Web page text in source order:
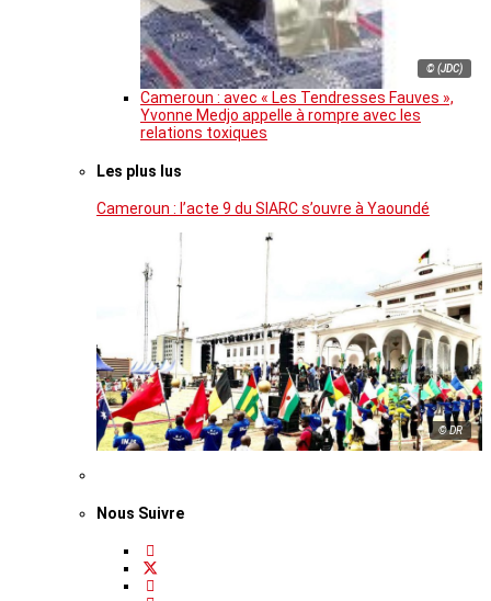
© (JDC)
Cameroun : avec « Les Tendresses Fauves »,
Yvonne Medjo appelle à rompre avec les
relations toxiques
Les plus lus
Cameroun : l’acte 9 du SIARC s’ouvre à Yaoundé
© DR
Nous Suivre